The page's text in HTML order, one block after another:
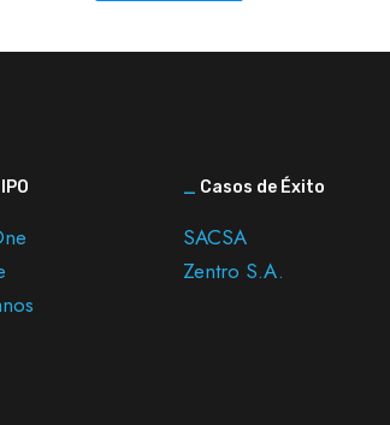
_ Casos de Éxito
SACSA
Zentro S.A.